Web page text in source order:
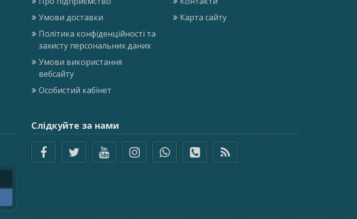
Умови доставки
Політика конфіденційності та
захисту персональних даних
Умови використання
вебсайту
Особистий кабінет
Карта сайту
Слідкуйте за нами